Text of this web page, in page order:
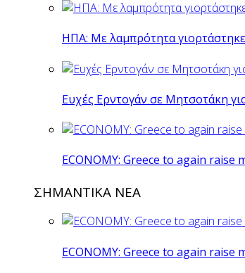
ΗΠΑ: Με λαμπρότητα
Ευχές Ερντογάν σε Μητσοτάκη
ECONOMY: Greece to again raise
ΣΗΜΑΝΤΙΚΑ ΝΕΑ
ECONOMY: Greece to again raise